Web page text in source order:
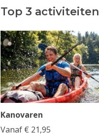
Top 3 activiteiten
Kanovaren
Vanaf € 21,95